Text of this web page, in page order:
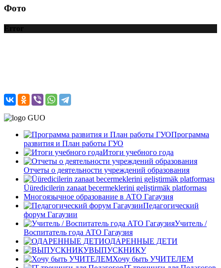
Фото
Error
Программа
развития и План работы ГУО
Итоги учебного года
Отчеты о деятельности учреждений образования
Üüredicilerin zanaat becermeklerini geliştirmäk platforması
Многоязычное образование в АТО Гагаузия
Педагогический
форум Гагаузии
Учитель /
Воспитатель года АТО Гагаузия
ОДАРЕННЫЕ ДЕТИ
ВЫПУСКНИКУ
Хочу быть УЧИТЕЛЕМ